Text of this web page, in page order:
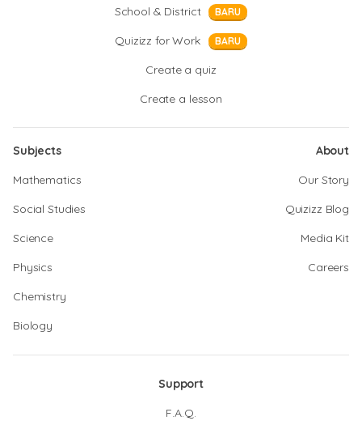
School & District
BARU
Quizizz for Work BARU
Create a quiz
Create a lesson
Subjects
Mathematics
Social Studies
Science
Physics
Chemistry
Biology
About
Our Story
Quizizz Blog
Media Kit
Careers
Support
F.A.Q.